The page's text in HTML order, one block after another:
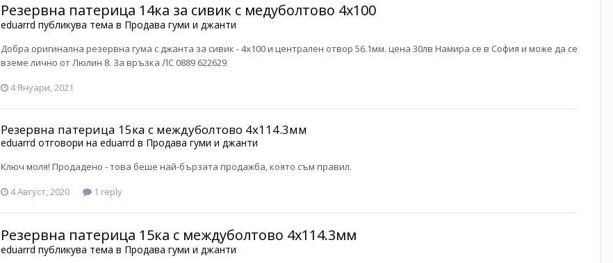
Резервна патерица 14ка за сивик с медуболтово 4x100
eduarrd публикува тема в Продава гуми и джанти
Добра оригинална резервна гума с джанта за сивик - 4x100 и централен отвор 56.1мм. цена 30лв Намира се в София и може да се
вземе лично от Люлин 8. За връзка ЛС 0889 622629
4 Януари, 2021
Резервна патерица 15ка с междуболтово 4x114.3мм
eduarrd отговори на eduarrd в Продава гуми и джанти
Ключ моля! Продадено - това беше най-бързата продажба, която съм правил.
4 Август, 2020
1 reply
Резервна патерица 15ка с междуболтово 4x114.3мм
eduarrd публикува тема в Продава гуми и джанти